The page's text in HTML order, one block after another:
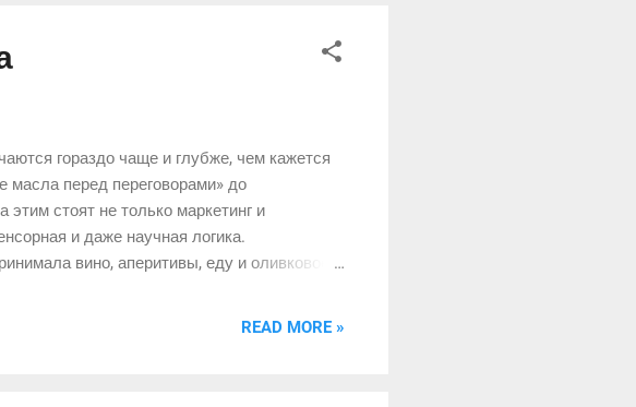
гораздо чаще и глубже, чем кажется
масла перед переговорами» до
стоят не только маркетинг и
и даже научная логика.
вино, аперитивы, еду и оливковое
READ MORE »